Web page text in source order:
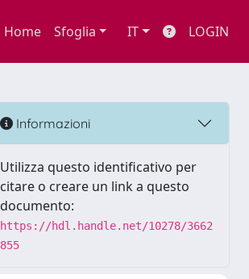
Home Sfoglia IT LOGIN
Informazioni
Utilizza questo identificativo per
citare o creare un link a questo
documento:
https://hdl.handle.net/10278/3662
855